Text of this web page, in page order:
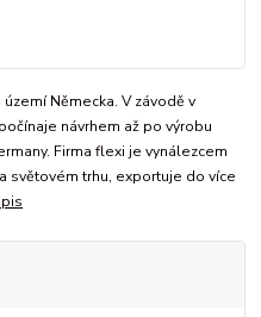
Německa. V závodě v
návrhem až po výrobu
Firma flexi je vynálezcem
světovém trhu, exportuje do více